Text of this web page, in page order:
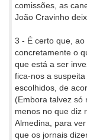
comissões, as
João Cravinho
3 - É certo que,
concretamente o
que está a ser
fica-nos a
escolhidos, de
(Embora talvez só
menos no que diz
Almedina, para
que os jornais